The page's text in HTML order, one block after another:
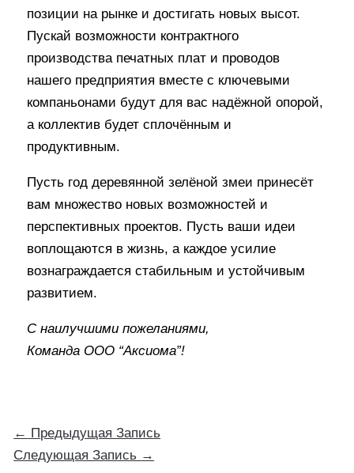
позиции на рынке и достигать новых высот.
Пускай возможности контрактного
производства печатных плат и проводов
нашего предприятия вместе с ключевыми
компаньонами будут для вас надёжной опорой,
а коллектив будет сплочённым и
продуктивным.
Пусть год деревянной зелёной змеи принесёт
вам множество новых возможностей и
перспективных проектов. Пусть ваши идеи
воплощаются в жизнь, а каждое усилие
вознаграждается стабильным и устойчивым
развитием.
С наилучшими пожеланиями,
Команда ООО “Аксиома”!
← Предыдущая Запись
Следующая Запись →